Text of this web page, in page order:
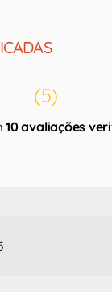
(5)
10 avaliações